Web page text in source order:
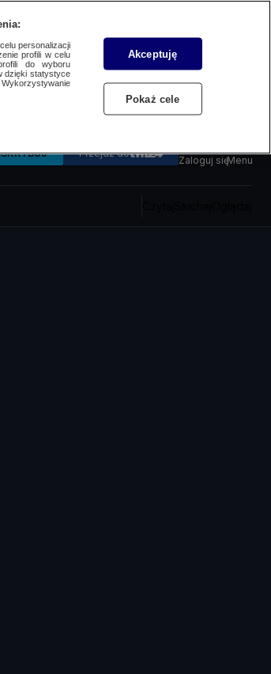
Przejdź do
Zaloguj sięMenu
personalizacji
profili w celu
do wyboru
dzięki statystyce
Akceptuję
Pokaż cele